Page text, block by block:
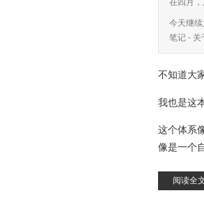
在四月
今天继
笔记 -
不知道大
我也是这
这个体系
像是一个
阅读全